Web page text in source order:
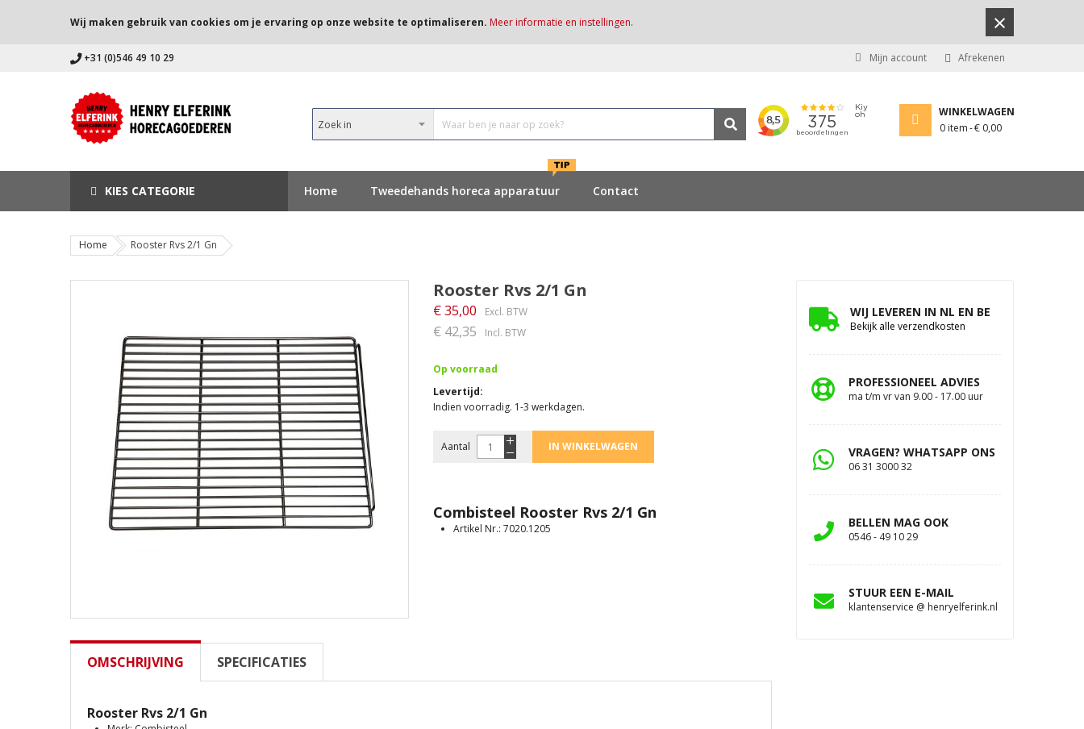
Wij maken gebruik van cookies om je ervaring op onze website te optimaliseren. Meer informatie en instellingen. ×
+31 (0)546 49 10 29 Mijn account Afrekenen
WINKELWAGEN
0 item € 0,00
KIES CATEGORIE Home Tweedehands horeca apparatuur Contact
Home Rooster Rvs 2/1 Gn
Rooster Rvs 2/1 Gn
Op voorraad
Levertijd
Indien voorradig. 1-3 werkdagen.
€ 35,00
€ 42,35
Aantal IN WINKELWAGEN
Combisteel Rooster Rvs 2/1 Gn
Artikel Nr.: 7020.1205
OMSCHRIJVING SPECIFICATIES
Rooster Rvs 2/1 Gn
WIJ LEVEREN IN NL EN BE
Bekijk alle verzendkosten
PROFESSIONEEL ADVIES
ma t/m vr van 9.00 - 17.00 uur
VRAGEN? WHATSAPP ONS
06 31 3000 32
BELLEN MAG OOK
0546 - 49 10 29
STUUR EEN E-MAIL
klantenservice @ henryelferink.nl